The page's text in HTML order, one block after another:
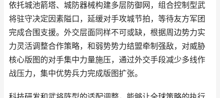
依托城池箭塔、城防器械构建多层防御网，组合控制型武
将驻守决定因素隘口，延缓对手攻城节拍，等待友方军团
完成合围支援。外交层面同样不可或缺，根据周边势力实
力灵活调整合作策略，和弱势势力结盟牵制强敌，对威胁
核心版图的对手集中力量施压，通过外交手段减少多线作
战压力，集中优势兵力完成版图扩张。